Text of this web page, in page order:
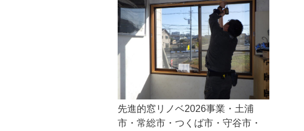
先進的窓リノベ2026事業・土浦
市・常総市・つくば市・守谷市・